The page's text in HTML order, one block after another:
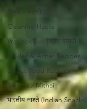
अचार - चटनी
Cleaning Hacks
Vrat Recipes | व्रत रेसिपी
Pickles & Achar Recipes
Street Food Recipes
Sweets / Mithai
भारतीय नाश्ते (Indian Snacks)